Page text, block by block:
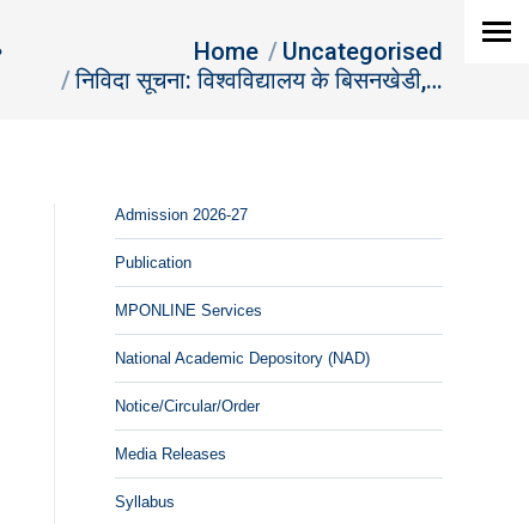
Home
Uncategorised
निविदा सूचना: विश्‍वविद्यालय के बिसनखेडी,…
Admission 2026-27
Publication
MPONLINE Services
National Academic Depository (NAD)
Notice/Circular/Order
Media Releases
Syllabus